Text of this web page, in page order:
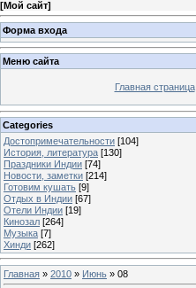
[Мой сайт]
Форма входа
Меню сайта
Главная страница
Categories
Достопримечательности [104]
История, литература [130]
Праздники Индии [74]
Новости, заметки [214]
Готовим кушать [9]
Отдых в Индии [67]
Отели Индии [19]
Кинозал [264]
Музыка [7]
Хинди [262]
Главная » 2010 » Июнь » 08